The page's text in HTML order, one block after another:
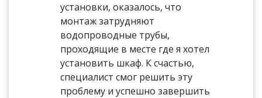
установки, оказалось, что
монтаж затрудняют
водопроводные трубы,
проходящие в месте где я хотел
установить шкаф. К счастью,
специалист смог решить эту
проблему и успешно завершить